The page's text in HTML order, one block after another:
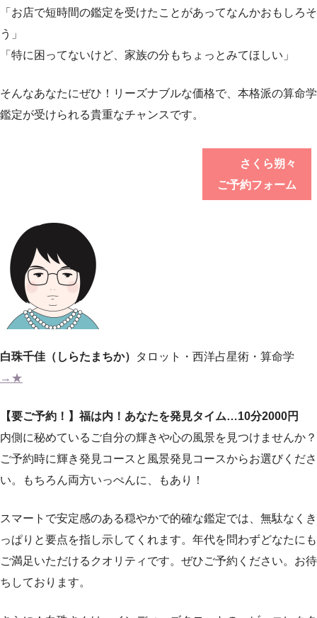
「お店で短時間の鑑定を受けたことがあってなんかおもしろそ
う」
「特に困ってないけど、家族の分もちょっとみてほしい」
そんなあなたにぜひ！リーズナブルな価格で、本格派の算命学
鑑定が受けられる貴重なチャンスです。
さくら朔々
ご予約フォーム
白珠千佳（しらたまちか）
タロット・西洋占星術・算命学
→★
【要ご予約！】福は内！あなたを発見タイム…10分2000円
内側に秘めているご自分の輝きや心の風景を見つけませんか？
ご予約時に輝き発見コースと風景発見コースからお選びくださ
い。もちろん両方いっぺんに、もあり！
スマートで安定感のある穏やかで的確な鑑定では、無駄なくき
っぱりと要点を指し示してくれます。年代を問わずどなたにも
ご満足いただけるクオリティです。ぜひご予約ください。お待
ちしております。